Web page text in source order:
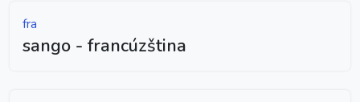
fra
sango - francúzština